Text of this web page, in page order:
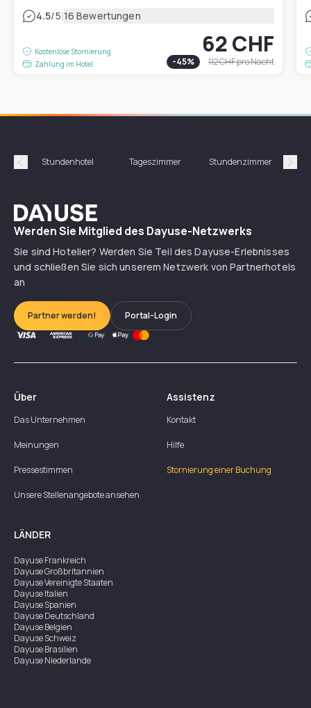
4.5/5|16 Bewertungen
Kostenlose Stornierung
Zahlung im Hotel
62 CHF
-45% 112 CHFpro Nacht
Précédent
Stundenhotel Tageszimmer Stundenzimmer
Dayuse
Werden Sie Mitglied des Dayuse-Netzwerks
Sie sind Hotelier? Werden Sie Teil des Dayuse-Erlebnisses
und schließen Sie sich unserem Netzwerk von Partnerhotels
an
Partner werden! Portal-Login
Über
Das Unternehmen
Meinungen
Pressestimmen
Unsere Stellenangebote ansehen
Assistenz
Kontakt
Hilfe
Stornierung einer Buchung
LÄNDER
DayuseFrankreich
DayuseGroßbritannien
DayuseVereinigte Staaten
DayuseItalien
DayuseSpanien
DayuseDeutschland
DayuseBelgien
DayuseSchweiz
DayuseBrasilien
DayuseNiederlande